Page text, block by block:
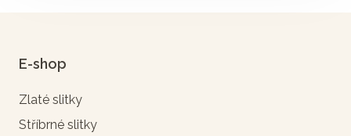
E-shop
Zlaté slitky
Stříbrné slitky